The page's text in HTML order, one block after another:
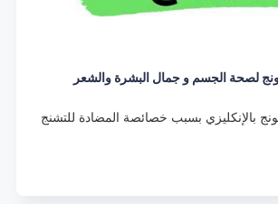
لصحة الجسم و جمال البشرة والشعر
بالإنكليزي بسبب خصائصة المضادة للتشنج